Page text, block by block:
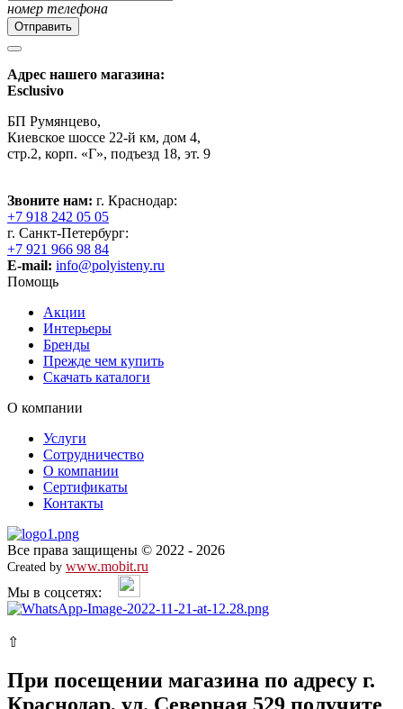
номер телефона
Адрес нашего магазина:
Esclusivo
БП Румянцево,
Киевское шоссе 22-й км, дом 4,
стр.2, корп. «Г», подъезд 18, эт. 9
Звоните нам: г. Краснодар:
+7 918 242 05 05
г. Санкт-Петербург:
+7 921 966 98 84
E-mail: info@polyisteny.ru
Помощь
Акции
Интерьеры
Бренды
Прежде чем купить
Скачать каталоги
О компании
Услуги
Сотрудничество
О компании
Сертификаты
Контакты
Все права защищены © 2022 - 2026
Created by www.mobit.ru
Мы в соцсетях:
⇧
При посещении магазина по адресу г.